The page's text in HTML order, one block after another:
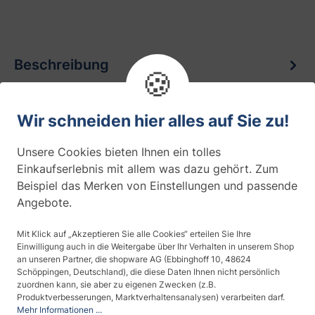
Beschreibung
detail.description.beschreibungFolienbord
ure Bitte beachten Sie, dass die
unverbind…Mehr
Produktdaten
Bewertungen
Fragen zum Artikel 0
Produktsicherheit
🍪
Wir schneiden hier alles auf Sie zu!
Unsere Cookies bieten Ihnen ein tolles
Einkaufserlebnis mit allem was dazu gehört. Zum
Beispiel das Merken von Einstellungen und passende
Angebote.
Mit Klick auf „Akzeptieren Sie alle Cookies“ erteilen Sie Ihre
Einwilligung auch in die Weitergabe über Ihr Verhalten in unserem Shop
an unseren Partner, die shopware AG (Ebbinghoff 10, 48624
Schöppingen, Deutschland), die diese Daten Ihnen nicht persönlich
zuordnen kann, sie aber zu eigenen Zwecken (z.B.
Produktverbesserungen, Marktverhaltensanalysen) verarbeiten darf.
Mehr Informationen ...